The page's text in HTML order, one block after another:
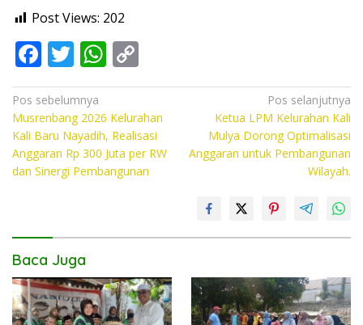
Post Views: 202
F
ac
e
b
o
o
T
w
itt
er
W
h
at
s
A
p
o
p
y
Li
n
Navigasi
pos
Pos sebelumnya
Musrenbang 2026 Kelurahan
Kali Baru Nayadih, Realisasi
Anggaran Rp 300 Juta per RW
dan Sinergi Pembangunan
Pos selanjutnya
Ketua LPM Kelurahan Kali
Mulya Dorong Optimalisasi
Anggaran untuk Pembangunan
Wilayah.
Baca Juga